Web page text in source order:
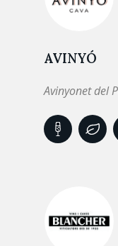
AVINYÓ
Avinyonet del